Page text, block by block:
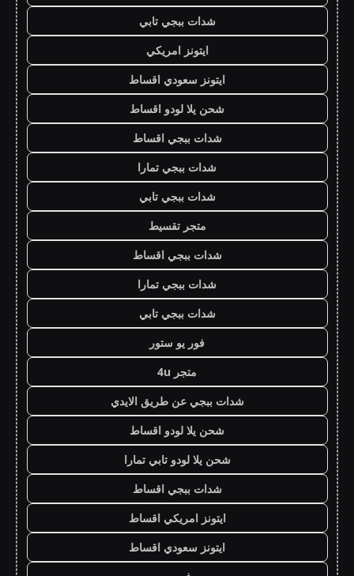
شدات ببجي تابي
ايتونز امريكي
ايتونز سعودي اقساط
شحن يلا لودو اقساط
شدات ببجي اقساط
شدات ببجي تمارا
شدات ببجي تابي
متجر تقسيط
شدات ببجي اقساط
شدات ببجي تمارا
شدات ببجي تابي
فور يو ستور
متجر 4u
شدات ببجي عن طريق الايدي
شحن يلا لودو اقساط
شحن يلا لودو تابي تمارا
شدات ببجي اقساط
ايتونز امريكي اقساط
ايتونز سعودي اقساط